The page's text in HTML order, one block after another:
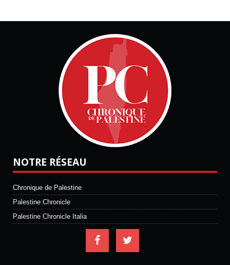
NOTRE RÉSEAU
Chronique de Palestine
Palestine Chronicle
Palestine Chronicle Italia